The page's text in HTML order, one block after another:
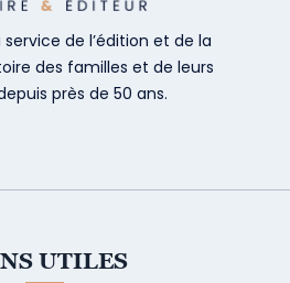
de l’édition et de la
des familles et de leurs
près de 50 ans.
UTILES